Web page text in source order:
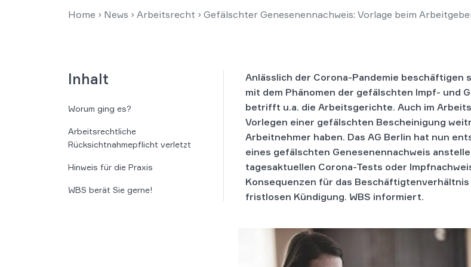
Home › News › Arbeitsrecht › Gefälschter Genesenennachweis: Vorlage beim
Inhalt
Worum ging es?
Arbeitsrechtliche
Rücksichtnahmepflicht verletzt
Hinweis für die Praxis
WBS berät Sie gerne!
Anlässlich der Corona-Pandemie beschäftigen
mit dem Phänomen der gefälschten Impf- und
betrifft u.a. die Arbeitsgerichte. Auch im
Vorlegen einer gefälschten Bescheinigung
Arbeitnehmer haben. Das AG Berlin hat nun
eines gefälschten Genesenennachweis
tagesaktuellen Corona-Tests oder
Konsequenzen für das Beschäftigtenverhältnis
fristlosen Kündigung. WBS informiert.